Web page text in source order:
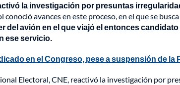
la investigación por presuntas
avances en este proceso, en el que se
del avión en el que viajó el entonces candidato
ese servicio.
en el Congreso, pese a suspensión de la
Electoral, CNE, reactivó la investigación por